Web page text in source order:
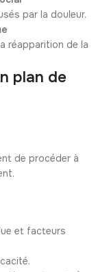
par la douleur.
réapparition de la
plan de
de procéder à
et facteurs